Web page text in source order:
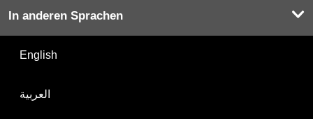
In anderen Sprachen
English
العربية